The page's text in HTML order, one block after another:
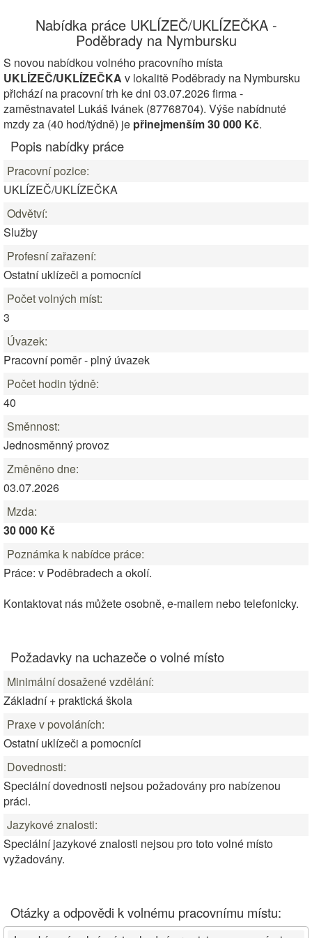
Nabídka práce UKLÍZEČ/UKLÍZEČKA -
Poděbrady na Nymbursku
S novou nabídkou volného pracovního místa
UKLÍZEČ/UKLÍZEČKA v lokalitě Poděbrady na Nymbursku
přichází na pracovní trh ke dni 03.07.2026 firma -
zaměstnavatel Lukáš Ivánek (87768704). Výše nabídnuté
mzdy za (40 hod/týdně) je přinejmenším 30 000 Kč.
Popis nabídky práce
Pracovní pozice:
UKLÍZEČ/UKLÍZEČKA
Odvětví:
Služby
Profesní zařazení:
Ostatní uklízeči a pomocníci
Počet volných míst:
3
Úvazek:
Pracovní poměr - plný úvazek
Počet hodin týdně:
40
Směnnost:
Jednosměnný provoz
Změněno dne:
03.07.2026
Mzda:
30 000 Kč
Poznámka k nabídce práce:
Práce: v Poděbradech a okolí.
Kontaktovat nás můžete osobně, e-mailem nebo telefonicky.
Požadavky na uchazeče o volné místo
Minimální dosažené vzdělání:
Základní + praktická škola
Praxe v povoláních:
Ostatní uklízeči a pomocníci
Dovednosti:
Speciální dovednosti nejsou požadovány pro nabízenou
práci.
Jazykové znalosti:
Speciální jazykové znalosti nejsou pro toto volné místo
vyžadovány.
Otázky a odpovědi k volnému pracovnímu místu: